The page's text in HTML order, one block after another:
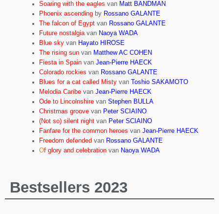
Soaring with the eagles van Matt BANDMAN
Phoenix ascending by Rossano GALANTE
The falcon of Egypt van Rossano GALANTE
Future nostalgiavan Naoya WADA
Blue sky van Hayato HIROSE
The rising sun van Matthew AC COHEN
Fiesta in Spain van Jean-Pierre HAECK
Colorado rockies van Rossano GALANTE
Blues for a cat called Misty van
Toshio SAKAMOTO
Melodia Caribe van Jean-Pierre HAECK
Ode to Lincolnshire van Stephen BULLA
Christmas groove van Peter SCIAINO
(Not so) silent night van Peter SCIAINO
Fanfare for the common heroes van Jean-Pierre HAECK
Freedom defended van Rossano GALANTE
Of glory and celebration van Naoya WADA
Bestsellers 2023